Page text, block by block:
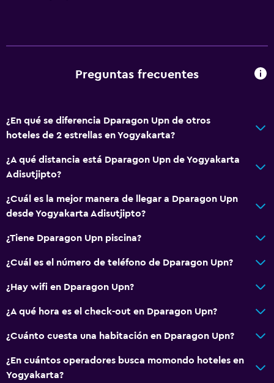
Preguntas frecuentes
¿En qué se diferencia Dparagon Upn de otros
hoteles de 2 estrellas en Yogyakarta?
¿A qué distancia está Dparagon Upn de Yogyakarta
Adisutjipto?
¿Cuál es la mejor manera de llegar a Dparagon Upn
desde Yogyakarta Adisutjipto?
¿Tiene Dparagon Upn piscina?
¿Cuál es el número de teléfono de Dparagon Upn?
¿Hay wifi en Dparagon Upn?
¿A qué hora es el check-out en Dparagon Upn?
¿Cuánto cuesta una habitación en Dparagon Upn?
¿En cuántos operadores busca momondo hoteles en
Yogyakarta?